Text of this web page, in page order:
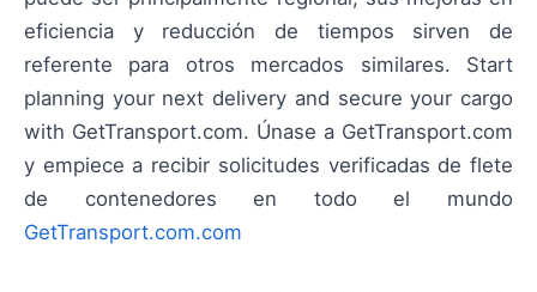
eficiencia y reducción de tiempos sirven de
referente para otros mercados similares. Start
planning your next delivery and secure your cargo
with GetTransport.com. Únase a GetTransport.com
y empiece a recibir solicitudes verificadas de flete
de contenedores en todo el mundo
GetTransport.com.com